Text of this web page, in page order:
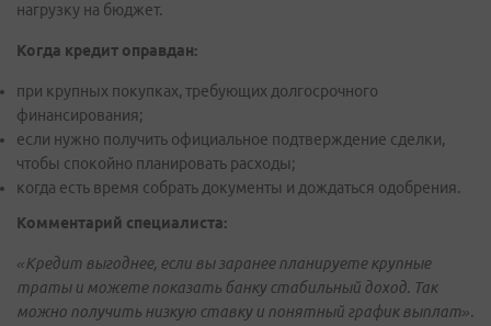
нагрузку на бюджет.
Когда кредит оправдан:
при крупных покупках, требующих долгосрочного
финансирования;
если нужно получить официальное подтверждение сделки,
чтобы спокойно планировать расходы;
когда есть время собрать документы и дождаться одобрения.
Комментарий специалиста:
«Кредит выгоднее, если вы заранее планируете крупные
траты и можете показать банку стабильный доход. Так
можно получить низкую ставку и понятный график выплат».